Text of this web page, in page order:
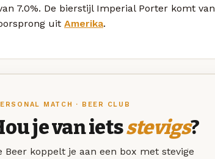
7.0%. De bierstijl Imperial Porter komt van
uit Amerika.
MATCH · BEER CLUB
je van ietsstevigs?
Beer koppelt je aan een box met stevige